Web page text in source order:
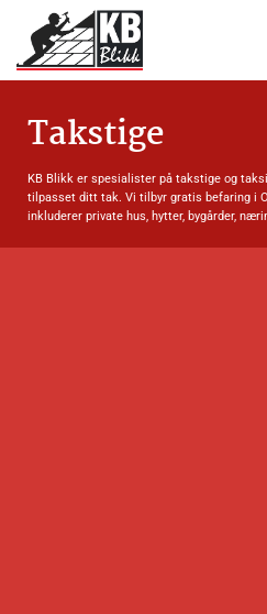
content
Takstige
KB Blikk er spesialister på takstige og
tilpasset ditt tak. Vi tilbyr gratis befaring i
inkluderer private hus, hytter, bygårder,